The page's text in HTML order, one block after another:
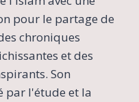
pour le partage de
chroniques
et des
Son
par l'étude et la